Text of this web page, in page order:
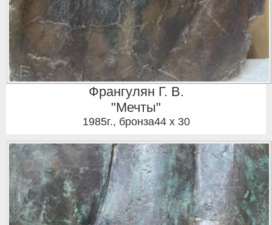
Франгулян Г. В.
"Мечты"
1985г., бронза44 x 30